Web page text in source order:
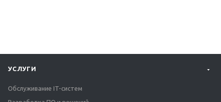
УСЛУГИ
Обслуживание IT-систем